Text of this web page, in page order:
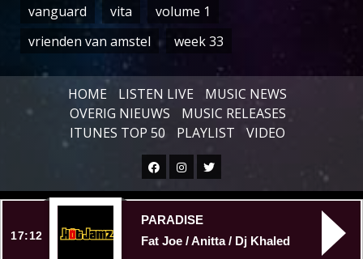
vanguard
vita
volume 1
vrienden van amstel
week 33
HOME LISTEN LIVE
MUSIC NEWS
OVERIG NIEUWS
MUSIC RELEASES
ITUNES TOP 50
PLAYLIST VIDEO
Facebook
Instagram
Twitter
Copyright © All rights reserved.
17:12
PARADISE
Fat Joe / Anitta / Dj Khaled